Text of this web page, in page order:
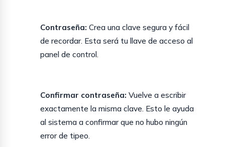
Contraseña: Crea una clave segura y fácil
de recordar. Esta será tu llave de acceso al
panel de control.
Confirmar contraseña: Vuelve a escribir
exactamente la misma clave. Esto le ayuda
al sistema a confirmar que no hubo ningún
error de tipeo.